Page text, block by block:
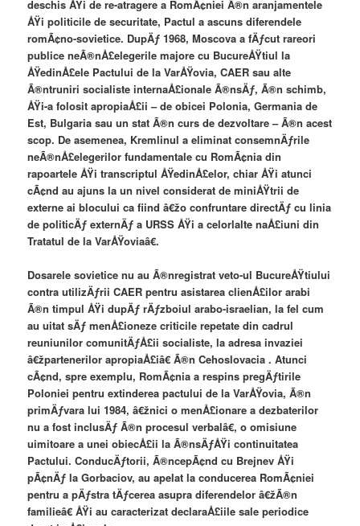
deschis ÅŸi de re-atragere a RomÃ¢niei Ã®n aranjamentele
ÅŸi politicile de securitate, Pactul a ascuns diferendele
romÃ¢no-sovietice. DupÄƒ 1968, Moscova a fÄƒcut rareori
publice neÃ®nÅ£elegerile majore cu BucureÅŸtiul la
ÅŸedinÅ£ele Pactului de la VarÅŸovia, CAER sau alte
Ã®ntruniri socialiste internaÅ£ionale Ã®nsÄƒ, Ã®n schimb,
ÅŸi-a folosit apropiaÅ£ii – de obicei Polonia, Germania de
Est, Bulgaria sau un stat Ã®n curs de dezvoltare – Ã®n acest
scop. De asemenea, Kremlinul a eliminat consemnÄƒrile
neÃ®nÅ£elegerilor fundamentale cu RomÃ¢nia din
rapoartele ÅŸi transcriptul ÅŸedinÅ£elor, chiar ÅŸi atunci
cÃ¢nd au ajuns la un nivel considerat de miniÅŸtrii de
externe ai blocului ca fiind â€žo confruntare directÄƒ cu linia
de politicÄƒ externÄƒ a URSS ÅŸi a celorlalte naÅ£iuni din
Tratatul de la VarÅŸoviaâ€.
Dosarele sovietice nu au Ã®nregistrat veto-ul BucureÅŸtiului
contra utilizÄƒrii CAER pentru asistarea clienÅ£ilor arabi
Ã®n timpul ÅŸi dupÄƒ rÄƒzboiul arabo-israelian, la fel cum
au uitat sÄƒ menÅ£ioneze criticile repetate din cadrul
reuniunilor comunitÄƒÅ£ii socialiste, la adresa invaziei
â€žpartenerilor apropiaÅ£iâ€ Ã®n Cehoslovacia . Atunci
cÃ¢nd, spre exemplu, RomÃ¢nia a respins pregÄƒtirile
Poloniei pentru extinderea pactului de la VarÅŸovia, Ã®n
primÄƒvara lui 1984, â€žnici o menÅ£ionare a dezbaterilor
nu a fost inclusÄƒ Ã®n procesul verbalâ€, o omisiune
uimitoare a unei obiecÅ£ii la Ã®nsÄƒÅŸi continuitatea
Pactului. ConducÄƒtorii, Ã®ncepÃ¢nd cu Brejnev ÅŸi
pÃ¢nÄƒ la Gorbaciov, au apelat la conducerea RomÃ¢niei
pentru a pÄƒstra tÄƒcerea asupra diferendelor â€žÃ®n
familieâ€ ÅŸi au caracterizat declaraÅ£iile sale periodice